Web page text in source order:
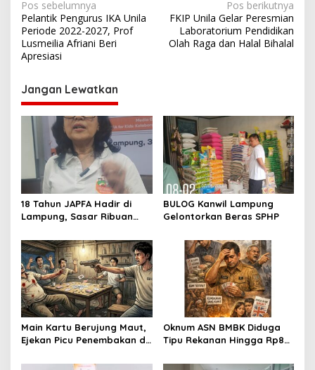
N
a
v
g
a
o
s
Pos sebelumnya
Pelantik Pengurus IKA Unila
Periode 2022-2027, Prof
Lusmeilia Afriani Beri
Apresiasi
Pos berikutnya
FKIP Unila Gelar Peresmian
Laboratorium Pendidikan
Olah Raga dan Halal Bihalal
Jangan Lewatkan
18 Tahun JAPFA Hadir di
Lampung, Sasar Ribuan
Sehat
BULOG Kanwil Lampung
Gelontorkan Beras SPHP
Main Kartu Berujung Maut,
Ejekan Picu Penembakan di
Oknum ASN BMBK Diduga
Tipu Rekanan Hingga Rp8